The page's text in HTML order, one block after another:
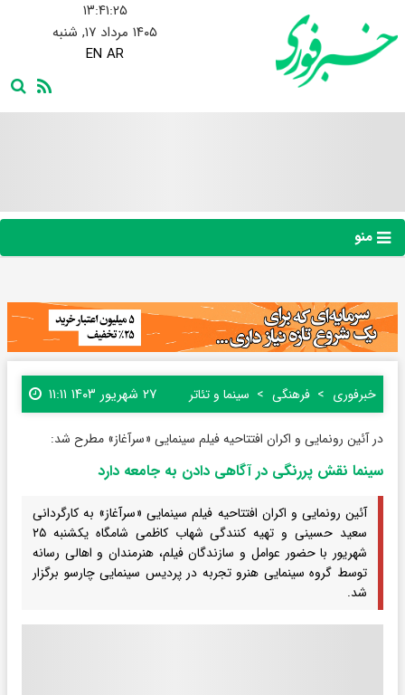
۱۳:۴۱:۲۵
۱۴۰۵ مرداد ۱۷, شنبه
EN AR
منو
خبرفوری فرهنگی سینما و تئاتر ۲۷ شهریور ۱۴۰۳ ۱۱:۱۱
در آئین رونمایی و اکران افتتاحیه فیلم سینمایی «سرآغاز» مطرح شد:
سینما نقش پررنگی در آگاهی دادن به جامعه دارد
آئین رونمایی و اکران افتتاحیه فیلم سینمایی «سرآغاز» به کارگردانی
سعید حسینی و تهیه کنندگی شهاب کاظمی شامگاه یکشنبه ۲۵
شهریور با حضور عوامل و سازندگان فیلم، هنرمندان و اهالی رسانه
توسط گروه سینمایی هنرو تجربه در پردیس سینمایی چارسو برگزار
شد.